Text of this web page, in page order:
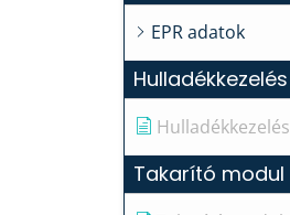
EPR adatok
Hulladékkezelés
Hulladékkezelés
Takarító modul